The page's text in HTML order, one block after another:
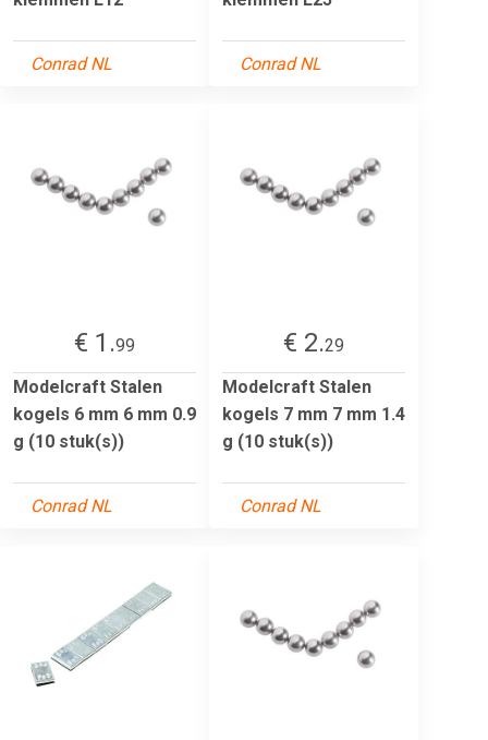
Conrad NL Conrad NL
€ 1.99
Modelcraft Stalen
kogels 6 mm 6 mm 0.9
g (10 stuk(s))
Conrad NL
€ 2.29
Modelcraft Stalen
kogels 7 mm 7 mm 1.4
g (10 stuk(s))
Conrad NL